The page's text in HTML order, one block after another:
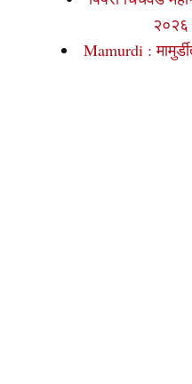
२०२६
Mamurdi :